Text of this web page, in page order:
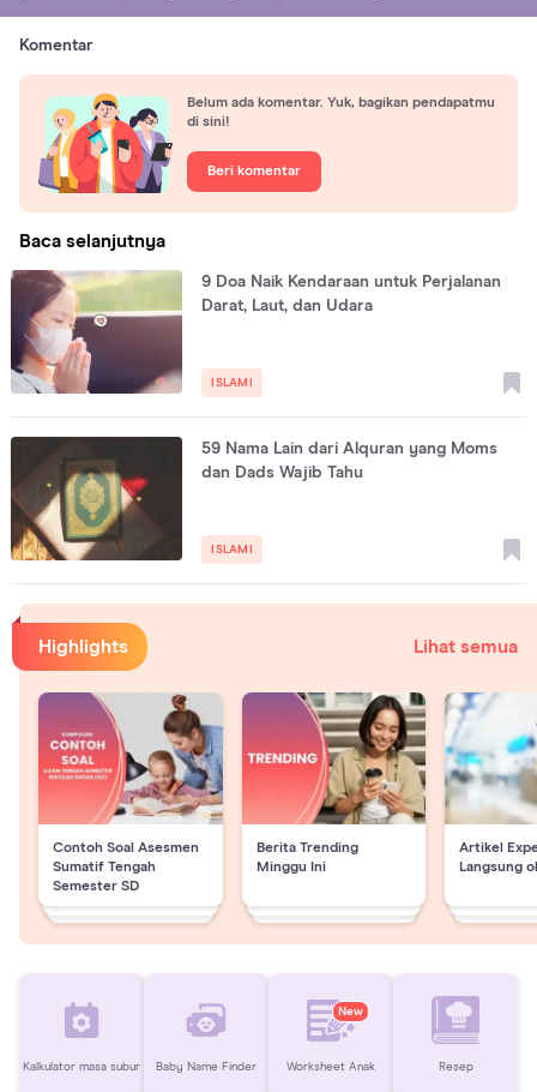
Komentar
Belum ada komentar. Yuk, bagikan pendapatmu
di sini!
Beri komentar
Baca selanjutnya
9 Doa Naik Kendaraan untuk Perjalanan
Darat, Laut, dan Udara
ISLAMI
59 Nama Lain dari Alquran yang Moms
dan Dads Wajib Tahu
ISLAMI
Highlights Lihat semua
Contoh Soal Asesmen
Sumatif Tengah
Semester SD
Berita Trending
Minggu Ini
Artikel
Langsung
Kalkulator masa subur Baby Name Finder
New
Worksheet Anak Resep